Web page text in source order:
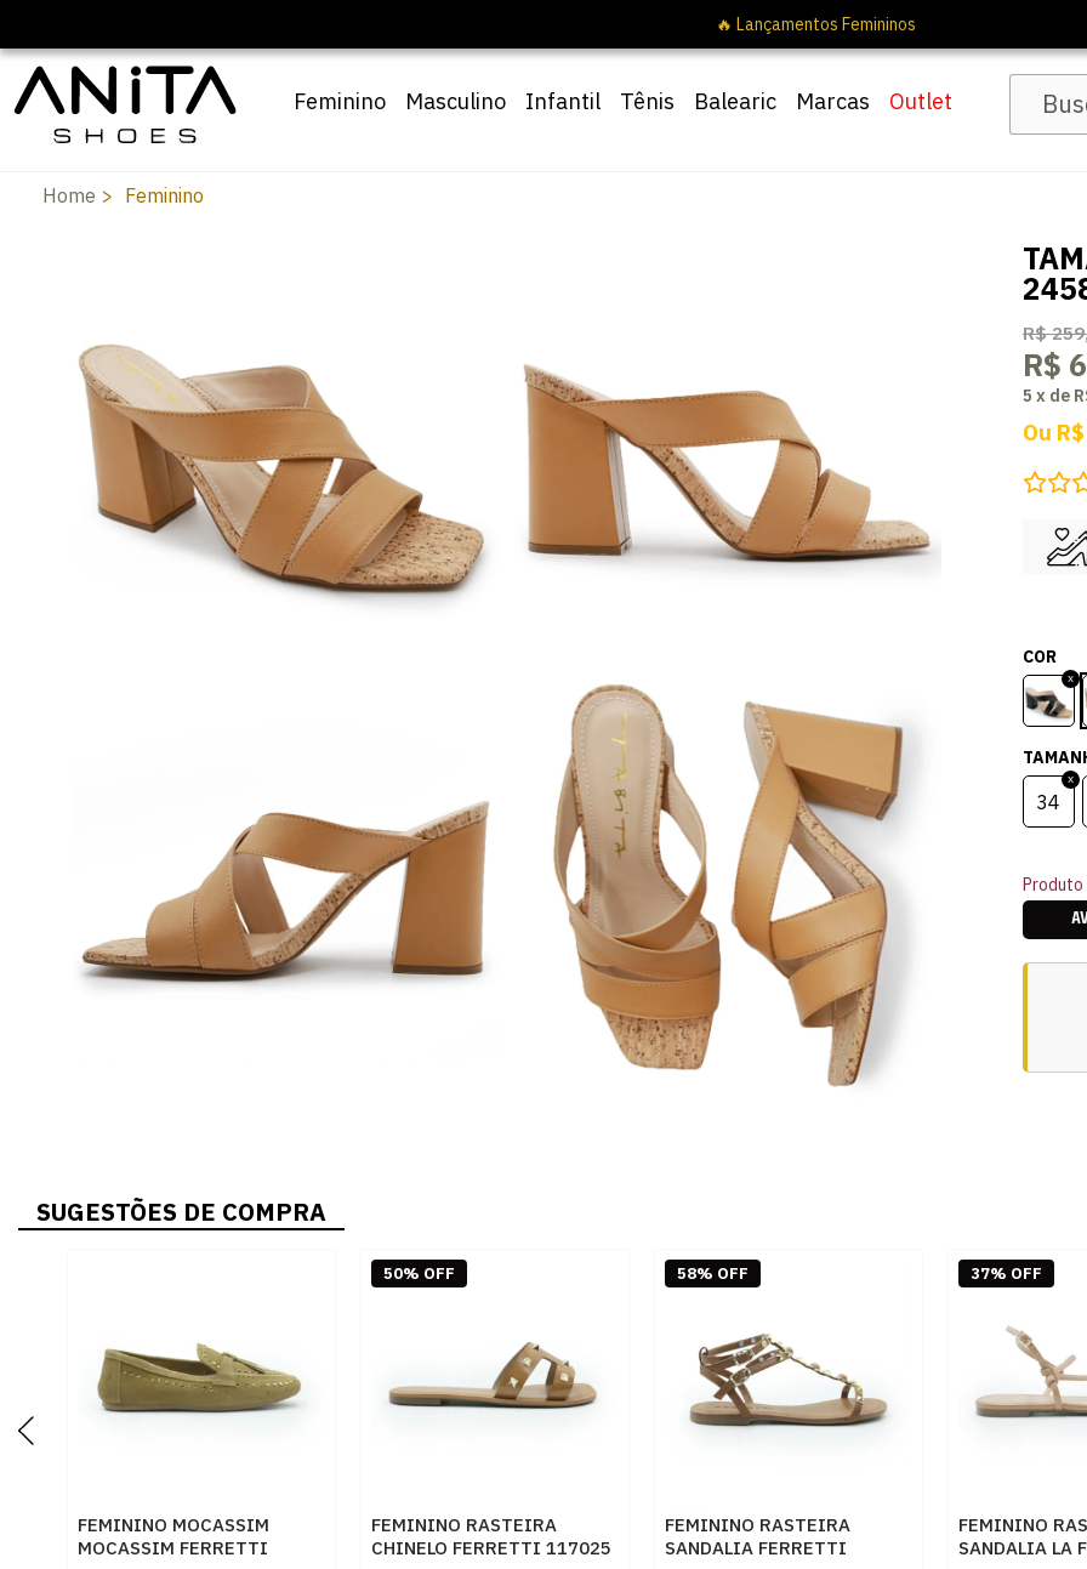
Feminino Masculino Infantil Tênis Balearic Marcas Outlet
🔥 Lançamentos Femininos
Home Feminino
R$
R$
5 x de
Ou
COR
34
SUGESTÕES DE COMPRA
FEMININO MOCASSIM
MOCASSIM FERRETTI
FEMININO RASTEIRA
CHINELO FERRETTI 117025
50% OFF
FEMININO RASTEIRA
SANDALIA FERRETTI
58% OFF
FEMININO
SANDALIA LA
37% OFF